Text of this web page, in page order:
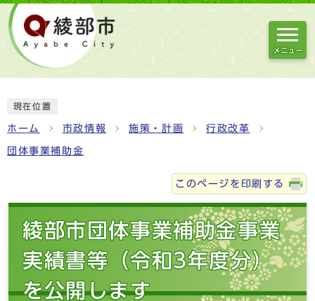
メニュー
現在位置
ホーム 市政情報 施策・計画 行政改革
団体事業補助金
このページを印刷する
綾部市団体事業補助金事業
実績書等（令和3年度分）
を公開します